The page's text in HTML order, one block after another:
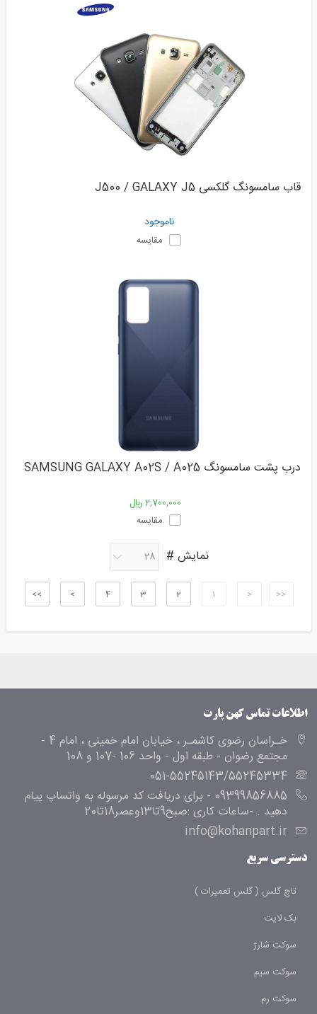
قاب سامسونگ گلکسی J500 / GALAXY J5
ناموجود
مقایسه
درب پشت سامسونگ SAMSUNG GALAXY A02S / A025
2,700,000 ﷼
مقایسه
نمایش #
<<
<
1
2
3
4
>
>>
اطلاعات تماس کهن پارت
خـراسان رضوی کاشمـر ، خیابان امام خمینی ، امام 4 -
مجتمع رضوان - طبقه اول - واحد 106 -107 و 108
051-55245143/55245334
09399856885 - برای دریافت کد مرسوله به واتساپ پیام
دهید . -ساعات کاری :صبح9تا13وعصر18تا20
info@kohanpart.ir
دسترسی سریع
تاچ گلس ( گلس تعمیرات )
بک لایت
سوکت شارژ
سوکت سیم
سوکت رم